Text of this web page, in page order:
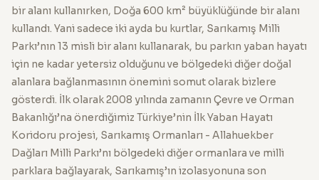
bir alanı kullanırken, Doğa 600 km² büyüklüğünde bir alanı
kullandı. Yani sadece iki ayda bu kurtlar, Sarıkamış Milli
Parkı’nın 13 misli bir alanı kullanarak, bu parkın yaban hayatı
için ne kadar yetersiz olduğunu ve bölgedeki diğer doğal
alanlara bağlanmasının önemini somut olarak bizlere
gösterdi. İlk olarak 2008 yılında zamanın Çevre ve Orman
Bakanlığı’na önerdiğimiz Türkiye’nin İlk Yaban Hayatı
Koridoru projesi, Sarıkamış Ormanları - Allahuekber
Dağları Milli Parkı’nı bölgedeki diğer ormanlara ve milli
parklara bağlayarak, Sarıkamış’ın izolasyonuna son